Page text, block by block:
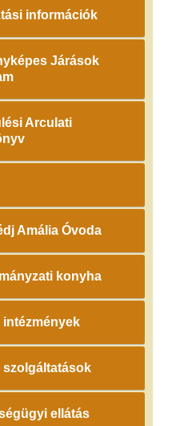
információk
Járások
Arculati
Amália Óvoda
konyha
intézmények
szolgáltatások
ellátás